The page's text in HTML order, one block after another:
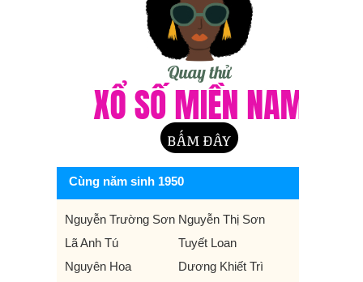
Cùng năm sinh 1950
Nguyễn Trường Sơn Nguyễn Thị Sơn
Lã Anh Tú
Tuyết Loan
Nguyên Hoa
Dương Khiết Trì